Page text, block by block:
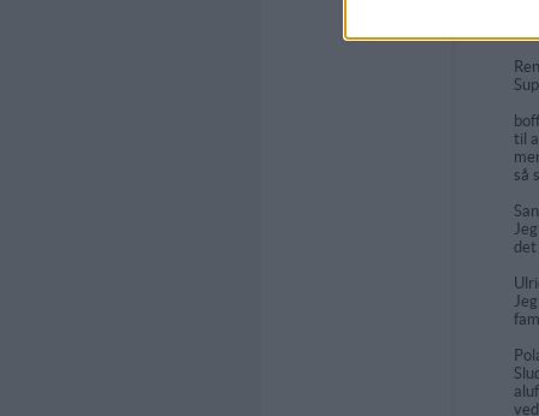
til
så
det